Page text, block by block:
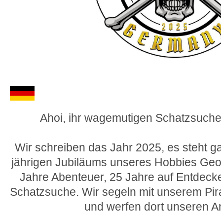
Ahoi, ihr wagemutigen
Wir schreiben das Jahr 2025, es steht
jährigen Jubiläums unseres Hobbies
Jahre Abenteuer, 25 Jahre auf
Schatzsuche. Wir segeln mit unserem
und werfen dort unseren